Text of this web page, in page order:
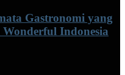
Gastronomi yang
Indonesia